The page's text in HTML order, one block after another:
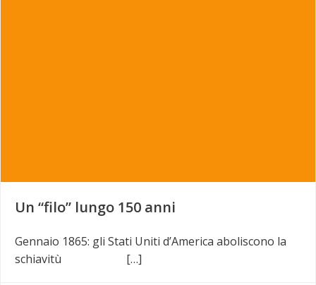
Un “filo” lungo 150 anni
Gennaio 1865: gli Stati Uniti d’America aboliscono la
schiavitù […]